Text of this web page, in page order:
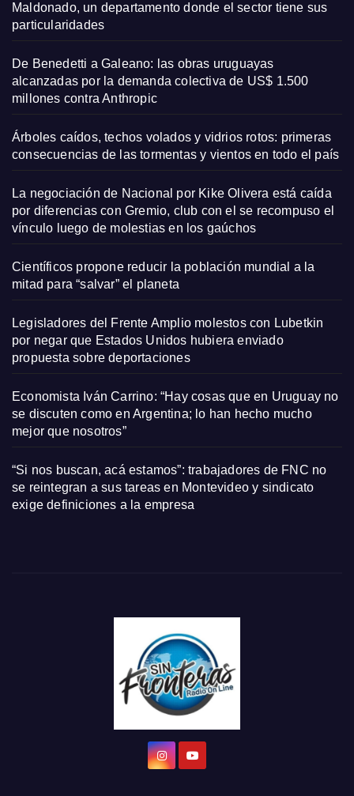
Maldonado, un departamento donde el sector tiene sus
particularidades
De Benedetti a Galeano: las obras uruguayas
alcanzadas por la demanda colectiva de US$ 1.500
millones contra Anthropic
Árboles caídos, techos volados y vidrios rotos: primeras
consecuencias de las tormentas y vientos en todo el país
La negociación de Nacional por Kike Olivera está caída
por diferencias con Gremio, club con el se recompuso el
vínculo luego de molestias en los gaúchos
Científicos propone reducir la población mundial a la
mitad para “salvar” el planeta
Legisladores del Frente Amplio molestos con Lubetkin
por negar que Estados Unidos hubiera enviado
propuesta sobre deportaciones
Economista Iván Carrino: “Hay cosas que en Uruguay no
se discuten como en Argentina; lo han hecho mucho
mejor que nosotros”
“Si nos buscan, acá estamos”: trabajadores de FNC no
se reintegran a sus tareas en Montevideo y sindicato
exige definiciones a la empresa